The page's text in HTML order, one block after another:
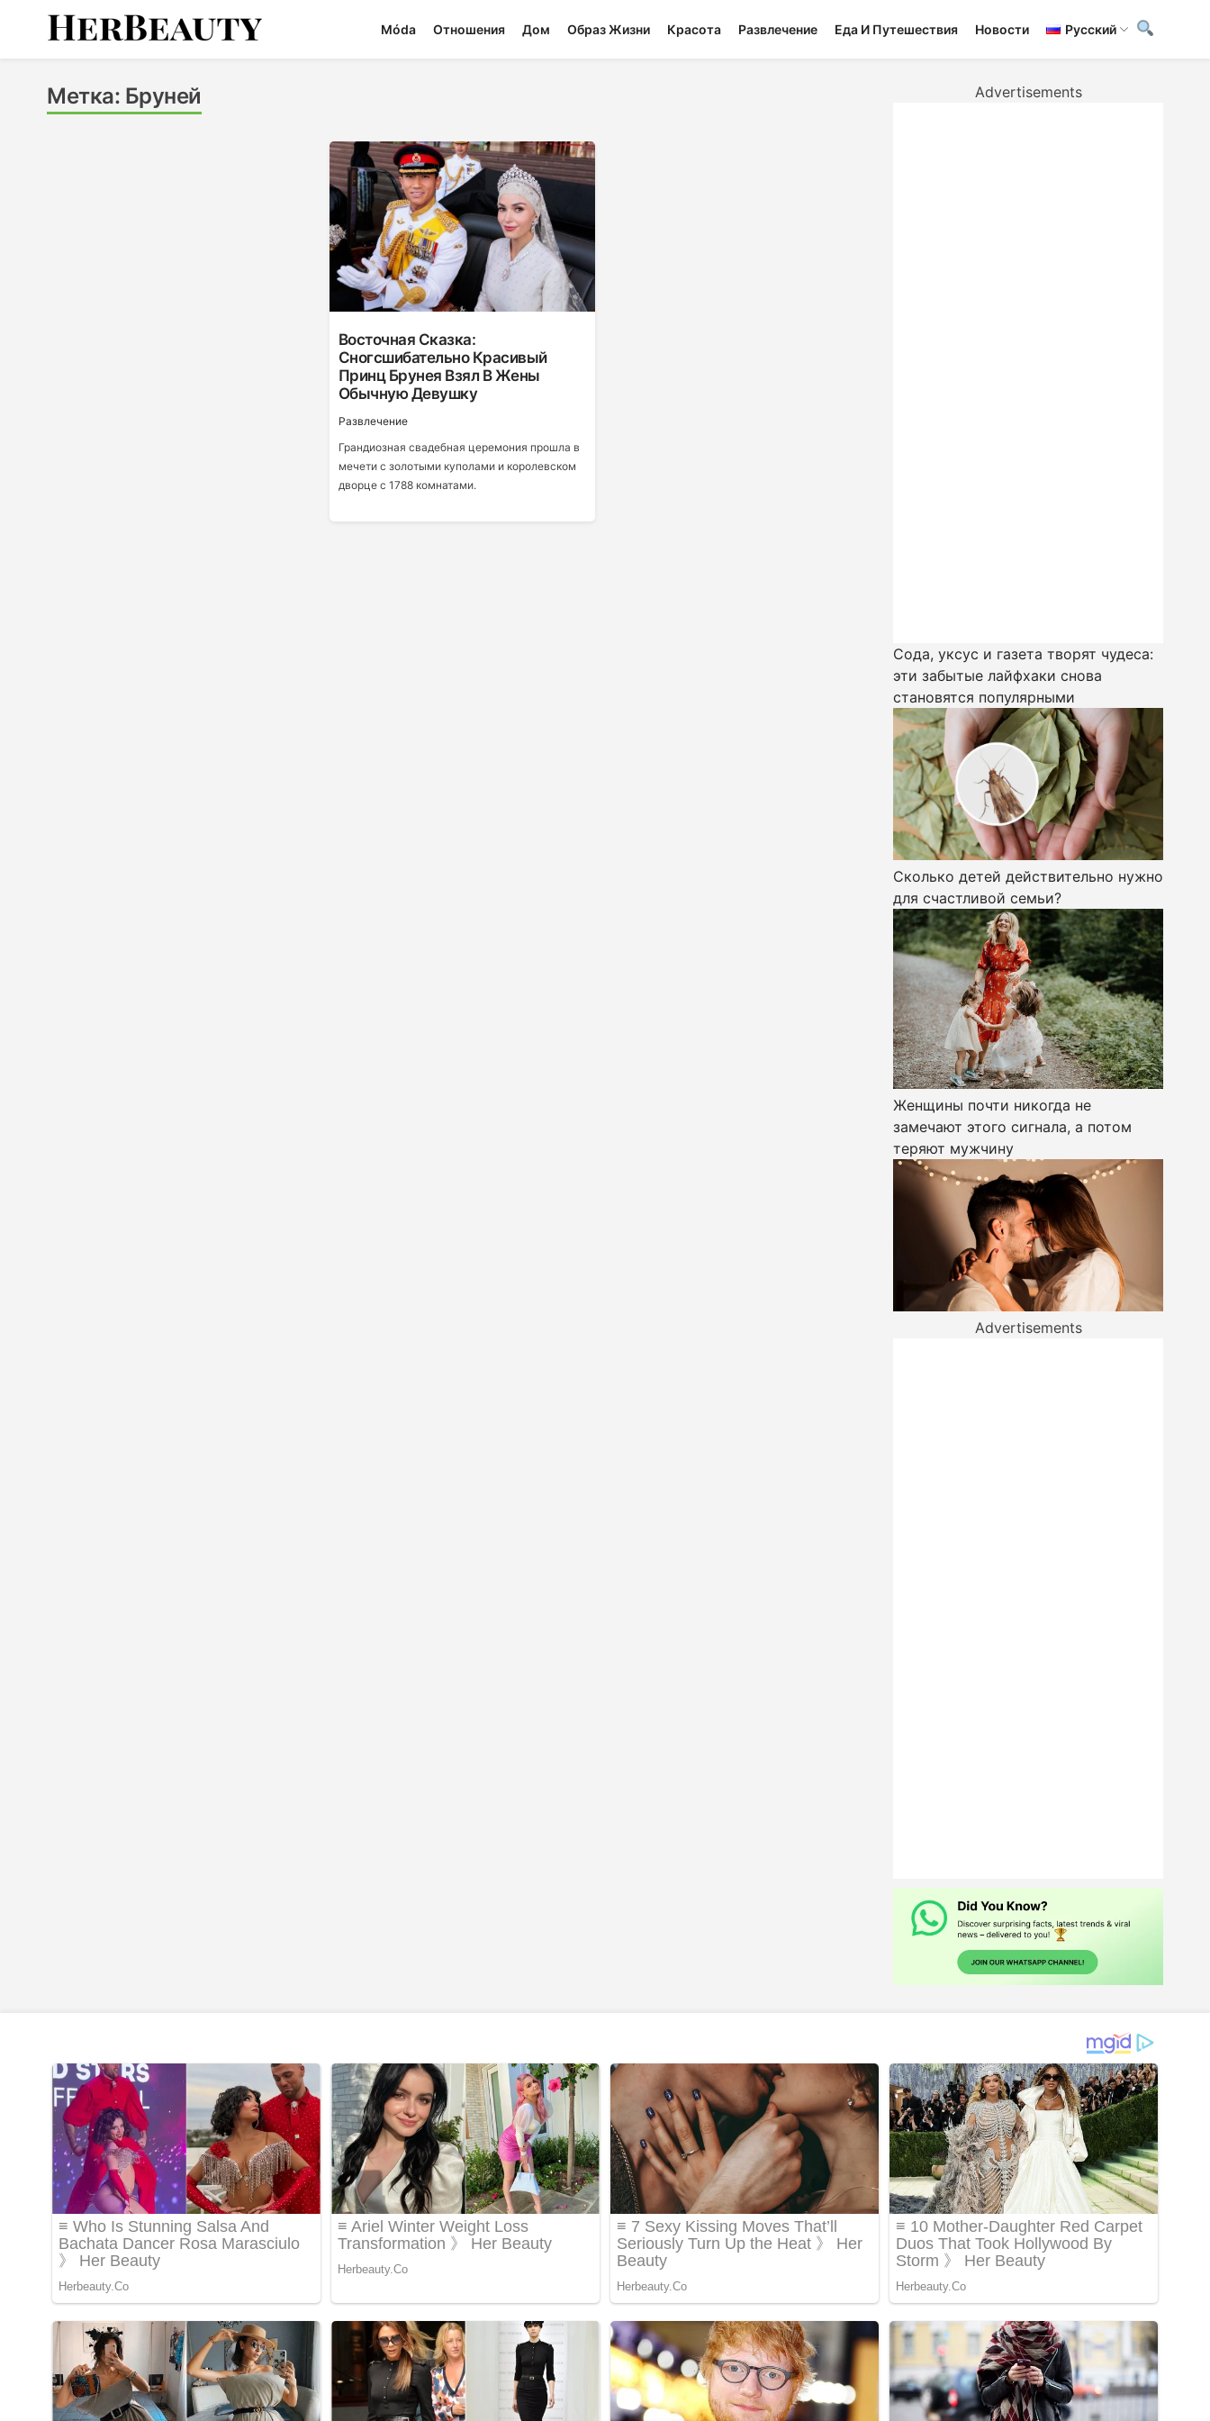
Móda Отношения Дом Образ Жизни Красота Развлечение Еда И Путешествия Новости Русский
Метка: Бруней
Восточная Сказка:
Сногсшибательно Красивый
Принц Брунея Взял В Жены
Обычную Девушку
Развлечение
Грандиозная свадебная церемония прошла в
мечети с золотыми куполами и королевском
дворце с 1788 комнатами.
Advertisements
Сода, уксус и газета творят чудеса:
эти забытые лайфхаки снова
становятся популярными
Сколько детей действительно нужно
для счастливой семьи?
Женщины почти никогда не
замечают этого сигнала, а потом
теряют мужчину
Advertisements